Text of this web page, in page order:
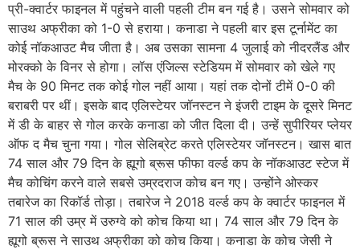
प्री-क्वार्टर फाइनल में पहुंचने वाली पहली टीम बन गई है। उसने सोमवार को
साउथ अफ्रीका को 1-0 से हराया। कनाडा ने पहली बार इस टूर्नामेंट का
कोई नॉकआउट मैच जीता है। अब उसका सामना 4 जुलाई को नीदरलैंड और
मोरक्को के विनर से होगा। लॉस एंजिल्स स्टेडियम में सोमवार को खेले गए
मैच के 90 मिनट तक कोई गोल नहीं आया। यहां तक दोनों टीमें 0-0 की
बराबरी पर थीं। इसके बाद एलिस्टेयर जॉनस्टन ने इंजरी टाइम के दूसरे मिनट
में डी के बाहर से गोल करके कनाडा को जीत दिला दी। उन्हें सुपीरियर प्लेयर
ऑफ द मैच चुना गया। गोल सेलिब्रेट करते एलिस्टेयर जॉनस्टन। खास बात
74 साल और 79 दिन के ह्यूगो ब्रूस फीफा वर्ल्ड कप के नॉकआउट स्टेज में
मैच कोचिंग करने वाले सबसे उम्रदराज कोच बन गए। उन्होंने ओस्कर
तबारेज का रिकॉर्ड तोड़ा। तबारेज ने 2018 वर्ल्ड कप के क्वार्टर फाइनल में
71 साल की उम्र में उरुग्वे को कोच किया था। 74 साल और 79 दिन के
ह्यूगो ब्रूस ने साउथ अफ्रीका को कोच किया। कनाडा के कोच जेसी ने